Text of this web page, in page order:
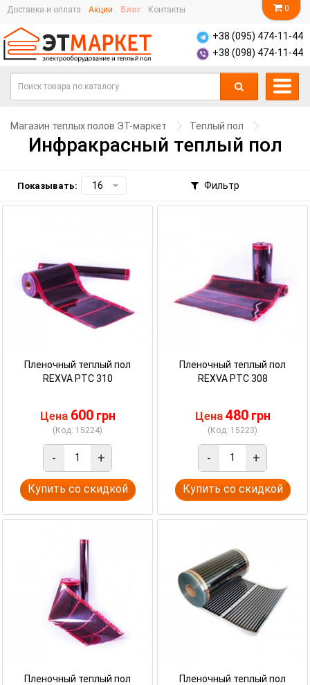
0
Доставка и оплата Акции Блог Контакты
+38 (095) 474-11-44
+38 (098) 474-11-44
Магазин теплых полов ЭТ-маркет Теплый пол
Инфракрасный теплый пол
Показывать: Фильтр
Пленочный теплый пол
REXVA PTC 310
Цена 600 грн
(Код: 15224)
- +
Купить со скидкой
Пленочный теплый пол
REXVA PTC 308
Цена 480 грн
(Код: 15223)
- +
Купить со скидкой
Пленочный теплый пол
Пленочный теплый пол